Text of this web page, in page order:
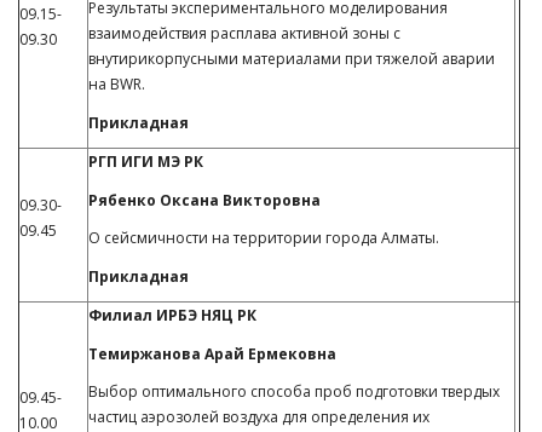
09.15-
09.30
Результаты экспериментального моделирования
взаимодействия расплава активной зоны с
внутирикорпусными материалами при тяжелой аварии
на BWR.
Прикладная
09.30-
09.45
РГП ИГИ МЭ РК
Рябенко Оксана Викторовна
О сейсмичности на территории города Алматы.
Прикладная
09.45-
10.00
Филиал ИРБЭ НЯЦ РК
Темиржанова Арай Ермековна
Выбор оптимального способа проб подготовки твердых
частиц аэрозолей воздуха для определения их